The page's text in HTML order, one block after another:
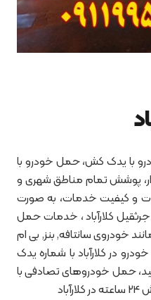
با یدک کش، حمل خودرو با
پوشش تمام مناطق شهری و
و کیفیت خدمات، به صورت
کلارآباد ، خدمات حمل
خودروی سانتافه, بنز, بی ام
در کلارآباد با شماره یدک
حمل خودروهای تصادفی با